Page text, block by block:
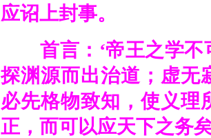
应诏上封事。
首言：‘帝王之学不
探渊源而出治道；虚无
必先格物致知，使义理
正，而可以应天下之务